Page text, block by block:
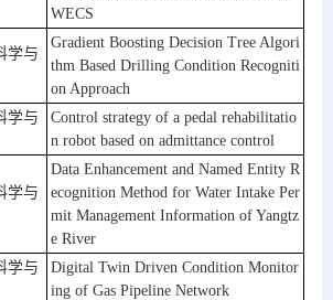
WECS
学与
Gradient Boosting Decision Tree Algori
thm Based Drilling Condition Recogniti
on Approach
学与
Control strategy of a pedal rehabilitatio
n robot based on admittance control
学与
Data Enhancement and Named Entity R
ecognition Method for Water Intake Per
mit Management Information of Yangtz
e River
学与
Digital Twin Driven Condition Monitor
ing of Gas Pipeline Network